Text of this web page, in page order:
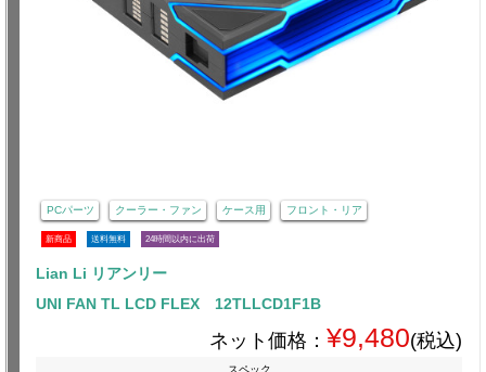
PCパーツ クーラー・ファン ケース用 フロント・リア
新商品 送料無料 24時間以内に出荷
Lian Li リアンリー
UNI FAN TL LCD FLEX 12TLLCD1F1B
ネット価格： ¥9,480(税込)
スペック